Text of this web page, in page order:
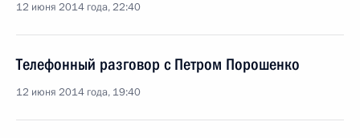
12 июня 2014 года, 22:40
Телефонный разговор с Петром Порошенко
12 июня 2014 года, 19:40